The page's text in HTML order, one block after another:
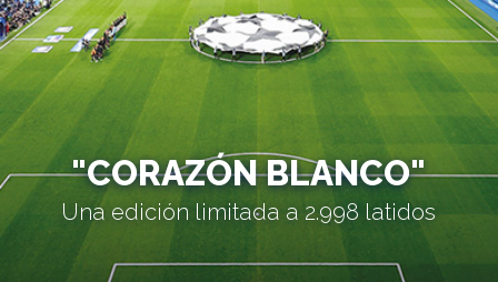
"CORAZÓN BLANCO"
Una edición limitada a 2.998 latidos